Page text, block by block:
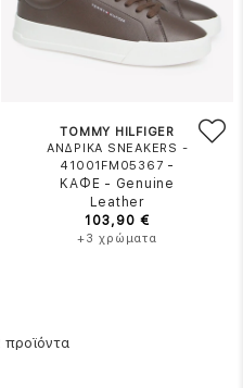
TOMMY HILFIGER
ΑΝΔΡΙΚΑ SNEAKERS -
41001FM05367 -
ΚΑΦΕ - Genuine
Leather
103,90 €
+3 χρώματα